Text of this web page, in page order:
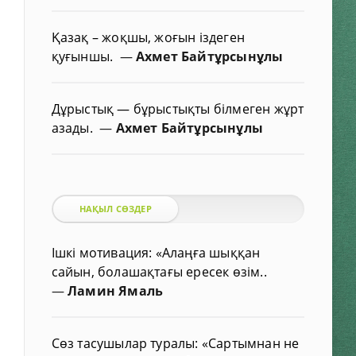
Қазақ – жоқшы, жоғын іздеген
қуғыншы. —Ахмет Байтұрсынұлы
Дұрыстық — бұрыстықты білмеген жұрт
азады.— Ахмет Байтұрсынұлы
НАҚЫЛ СӨЗДЕР
Ішкі мотивация: «Алаңға шыққан
сайын, болашақтағы ересек өзім..
—Ламин Ямаль
Сөз тасушылар туралы: «Сартымнан не